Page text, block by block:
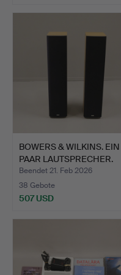
BOWERS & WILKINS. EIN
PAAR LAUTSPRECHER.
Beendet 21. Feb 2026
38 Gebote
507 USD